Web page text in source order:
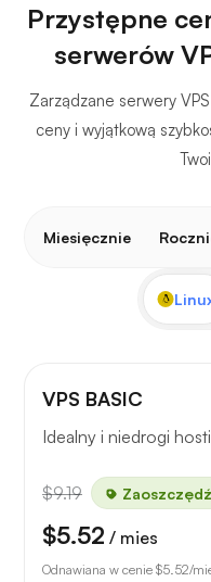
Przystępne
serwerów
Zarządzane serwery
ceny i wyjątkową
Miesięcznie
VPS BASIC
Idealny i niedrogi
$9.19
$5.52 / mies
Odnawiana w cenie $5.52/